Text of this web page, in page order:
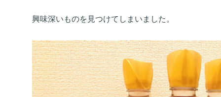
興味深いものを見つけてしまいました。